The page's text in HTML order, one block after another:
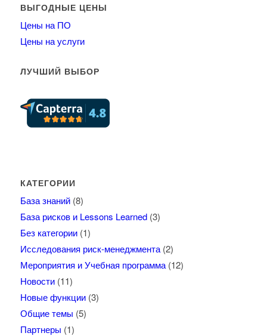
ВЫГОДНЫЕ ЦЕНЫ
Цены на ПО
Цены на услуги
ЛУЧШИЙ ВЫБОР
КАТЕГОРИИ
База знаний(8)
База рисков и Lessons Learned(3)
Без категории(1)
Исследования риск-менеджмента(2)
Мероприятия и Учебная программа(12)
Новости(11)
Новые функции(3)
Общие темы (5)
Партнеры (1)